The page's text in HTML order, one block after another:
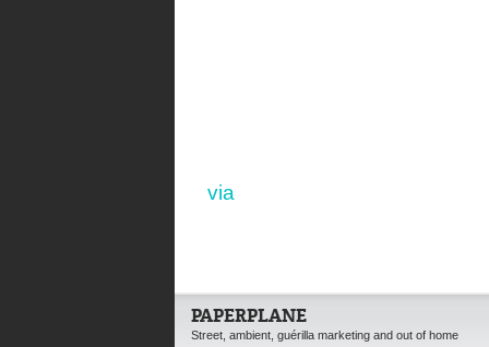
via
PAPERPLANE
Street, ambient, guérilla marketing and out of home